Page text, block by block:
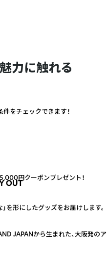
力に触れる
OUT
を形にしたグッズをお届けします。
JAPANから生まれた、大阪発の
件をチェックできます！
円クーポンプレゼント！